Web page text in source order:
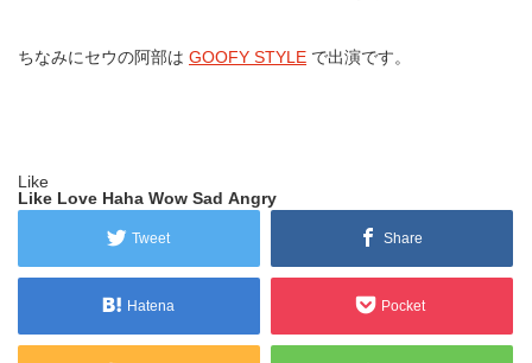
ちなみにセウの阿部は GOOFY STYLE で出演です。
Like
Like Love Haha Wow Sad Angry
Tweet Share
Hatena Pocket